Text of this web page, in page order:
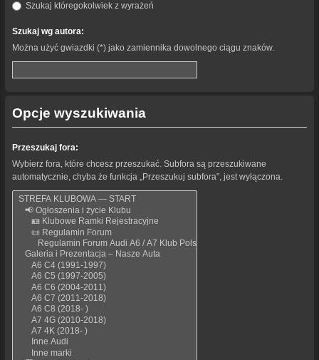
Szukaj któregokolwiek z wyrażeń
Szukaj wg autora:
Można użyć gwiazdki (*) jako zamiennika dowolnego ciągu znaków.
Opcje wyszukiwania
Przeszukaj fora:
Wybierz fora, które chcesz przeszukać. Subfora są przeszukiwane
automatycznie, chyba że funkcja „Przeszukuj subfora”, jest wyłączona.